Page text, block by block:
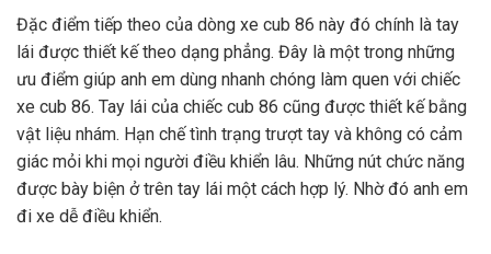
Đặc điểm tiếp theo của dòng xe cub 86 này đó chính là tay
lái được thiết kế theo dạng phẳng. Đây là một trong những
ưu điểm giúp anh em dùng nhanh chóng làm quen với chiếc
xe cub 86. Tay lái của chiếc cub 86 cũng được thiết kế bằng
vật liệu nhám. Hạn chế tình trạng trượt tay và không có cảm
giác mỏi khi mọi người điều khiển lâu. Những nút chức năng
được bày biện ở trên tay lái một cách hợp lý. Nhờ đó anh em
đi xe dễ điều khiển.